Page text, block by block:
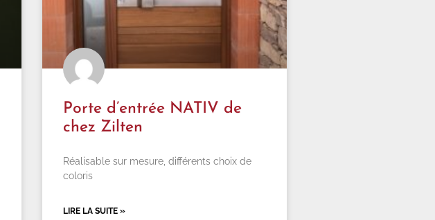
Porte d’entrée NATIV de
chez Zilten
Réalisable sur mesure, différents choix de
coloris
LIRE LA SUITE »